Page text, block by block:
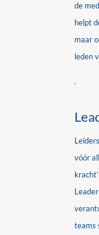
de
helpt
maar
leden
.
vóór
teams